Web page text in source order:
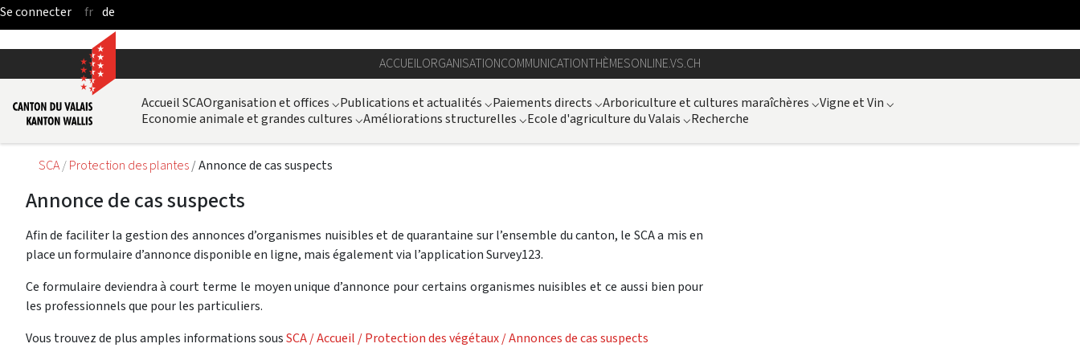
Saut au contenu principal
fr de
ACCUEILORGANISATIONCOMMUNICATIONTHÈMESONLINE.VS.CH
Accueil SCAOrganisation et offices ⌵Publications et actualités ⌵Paiements directs ⌵Arboriculture et cultures maraîchères ⌵Vigne et Vin ⌵
Economie animale et grandes cultures ⌵Améliorations structurelles ⌵Ecole d'agriculture du Valais ⌵Recherche
SCA Protection des plantes Annonce de cas suspects
Annonce de cas suspects
Afin de faciliter la gestion des annonces d’organismes nuisibles et de quarantaine sur l’ensemble du canton, le SCA a mis en
place un formulaire d’annonce disponible en ligne, mais également via l’application Survey123.
Ce formulaire deviendra à court terme le moyen unique d’annonce pour certains organismes nuisibles et ce aussi bien pour
les professionnels que pour les particuliers.
Vous trouvez de plus amples informations sousSCA / Accueil / Protection des végétaux / Annonces de cas suspects